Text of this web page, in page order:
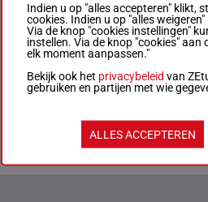
H/2 59 kg
59 kg
57 kg
Indien u op "alles accepteren" klikt,
cookies. Indien u op "alles
Via de knop "cookies instellingen"
instellen. Via de knop "cookies"
elk moment aanpassen."
Bekijk ook het privacybeleid van
gebruiken en partijen met wie
ALLES ACCEPTEREN